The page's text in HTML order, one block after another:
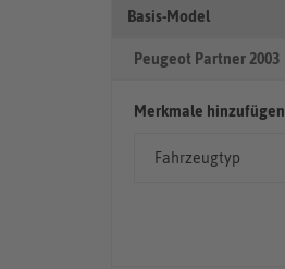
Basis-Model
Peugeot Partner 2003
Merkmale hinzufügen
Fahrzeugtyp